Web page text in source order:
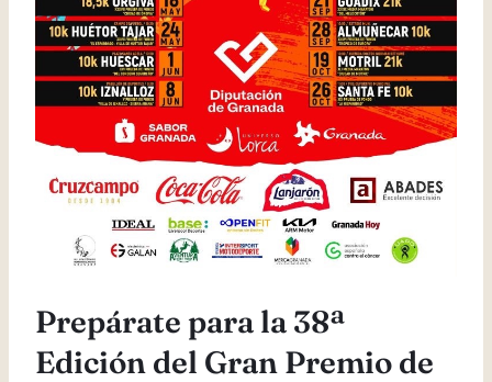
Prepárate para la 38ª
Edición del Gran Premio de